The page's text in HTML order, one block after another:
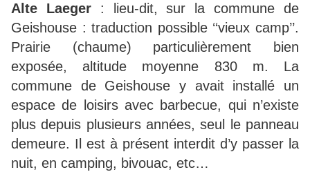
Alte Laeger : lieu-dit, sur la commune de
Geishouse : traduction possible ‘‘vieux camp’’.
Prairie (chaume) particulièrement bien
exposée, altitude moyenne 830 m. La
commune de Geishouse y avait installé un
espace de loisirs avec barbecue, qui n’existe
plus depuis plusieurs années, seul le panneau
demeure. Il est à présent interdit d’y passer la
nuit, en camping, bivouac, etc…